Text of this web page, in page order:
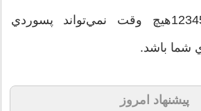
انتخاب پسورد 123456هيچ وقت نمي‌تواند پسوردي
شما باشد.
پیشنهاد امروز